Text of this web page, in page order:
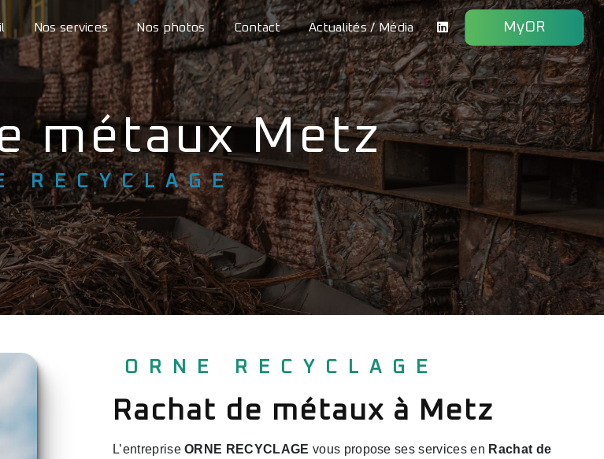
Nos services Nos photos Contact Actualités / Média MyOR
métaux Metz
RECYCLAGE
ORNE RECYCLAGE
Rachat de métaux à Metz
L’entrepriseORNE RECYCLAGE vous propose ses services en Rachat de